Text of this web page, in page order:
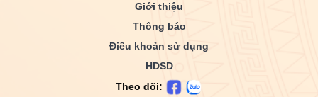
Giới thiệu
Thông báo
Điều khoản sử dụng
HDSD
Theo dõi: